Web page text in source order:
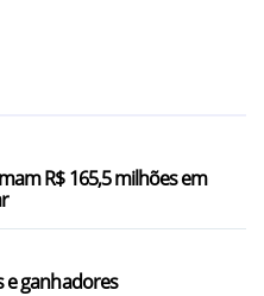
R$ 165,5 milhões em
e ganhadores